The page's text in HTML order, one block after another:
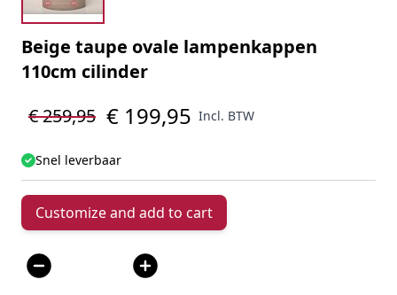
Beige taupe ovale lampenkappen
110cm cilinder
€ 259,95 € 199,95 Incl. BTW
Snel leverbaar
Customize and add to cart
Aantal